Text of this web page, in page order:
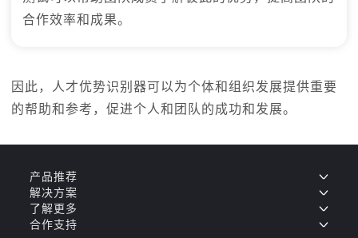
合作效率和成果。
因此，人才优势识别器可以为个体和组织发展提供重要
的帮助和参考，促进个人和团队的成功和发展。
产品推荐
解决方案
了解更多
合作支持